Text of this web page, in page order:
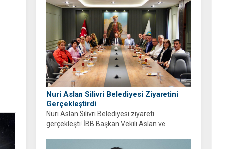
Nuri Aslan Silivri Belediyesi Ziyaretini
Gerçekleştirdi
Nuri Aslan Silivri Belediyesi ziyareti
gerçekleşti! İBB Başkan Vekili Aslan ve